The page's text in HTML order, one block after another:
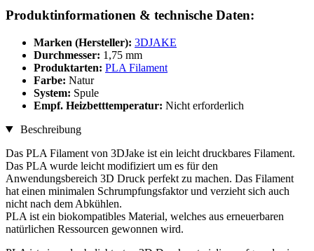
Produktinformationen & technische Daten:
Marken (Hersteller): 3DJAKE
Durchmesser: 1,75 mm
Produktarten: PLA Filament
Farbe: Natur
System: Spule
Empf. Heizbetttemperatur: Nicht erforderlich
Beschreibung
Das PLA Filament von 3DJake ist ein leicht druckbares Filament.
Das PLA wurde leicht modifiziert um es für den
Anwendungsbereich 3D Druck perfekt zu machen. Das Filament
hat einen minimalen Schrumpfungsfaktor und verzieht sich auch
nicht nach dem Abkühlen.
PLA ist ein biokompatibles Material, welches aus erneuerbaren
natürlichen Ressourcen gewonnen wird.